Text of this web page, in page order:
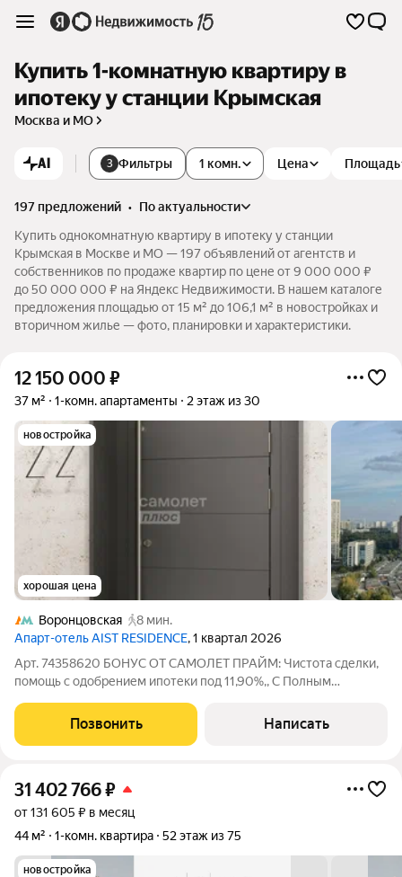
Купить 1-комнатную квартиру в
ипотеку у станции Крымская
Москва и МО
AI 3 Фильтры 1 комн. Цена Площадь
197 предложений •
по актуальности
Купить однокомнатную квартиру в ипотеку у станции
Крымская в Москве и МО — 197 объявлений от агентств и
собственников по продаже квартир по цене от 9 000 000 ₽
до 50 000 000 ₽ на Яндекс Недвижимости. В нашем каталоге
предложения площадью от 15 м² до 106,1 м² в новостройках и
вторичном жилье — фото, планировки и характеристики.
12 150 000 ₽
37 м² 1-комн. апартаменты 2 этаж из 30
новостройка
хорошая цена
Воронцовская
8 мин.
Апарт-отель AIST RESIDENCE, 1 квартал 2026
Арт. 74358620 БОНУС ОТ САМОЛЕТ ПРАЙМ: Чистота сделки,
помощь с одобрением ипотеки под 11,90%,, С Полным
в районе с устоявшейся инфраструктурой в окружении
парков, бизнес- и
Позвонить Написать
31 402 766₽
от 131 605 ₽ в месяц
44 м²
1-комн. квартира 52 этаж из 75
новостройка